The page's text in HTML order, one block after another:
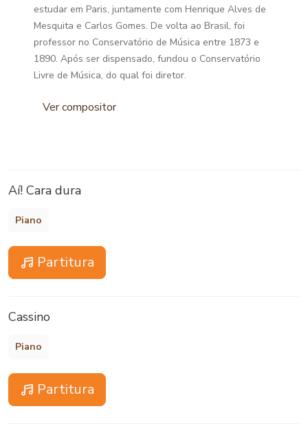
estudar em Paris, juntamente com Henrique Alves de
Mesquita e Carlos Gomes. De volta ao Brasil, foi
professor no Conservatório de Música entre 1873 e
1890. Após ser dispensado, fundou o Conservatório
Livre de Música, do qual foi diretor.
Ver compositor
Aí! Cara dura
Piano
Partitura
Cassino
Piano
Partitura